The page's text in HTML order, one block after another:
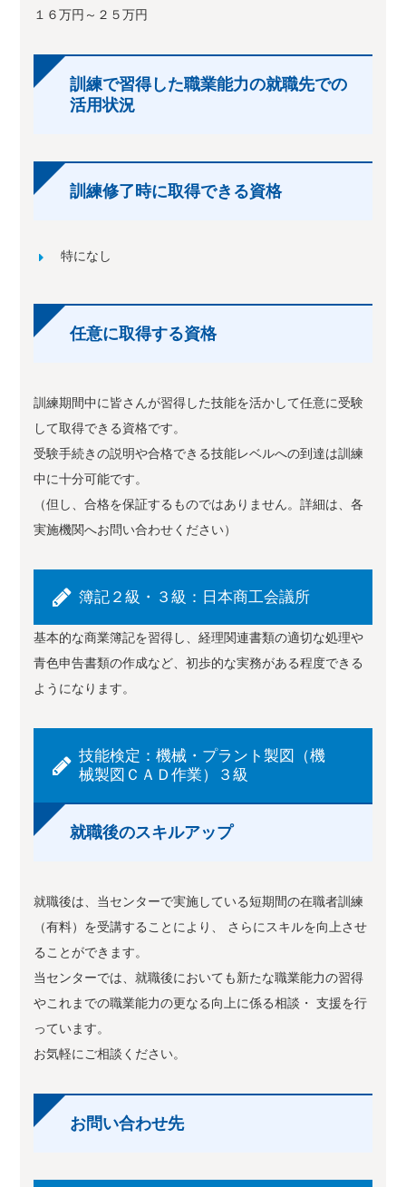
１６万円～２５万円
訓練で習得した職業能力の就職先での
活用状況
訓練修了時に取得できる資格
特になし
任意に取得する資格
訓練期間中に皆さんが習得した技能を活かして任意に受験
して取得できる資格です。
受験手続きの説明や合格できる技能レベルへの到達は訓練
中に十分可能です。
（但し、合格を保証するものではありません。詳細は、各
実施機関へお問い合わせください）
簿記２級・３級：日本商工会議所
基本的な商業簿記を習得し、経理関連書類の適切な処理や
青色申告書類の作成など、初歩的な実務がある程度できる
ようになります。
技能検定：機械・プラント製図（機
械製図ＣＡＤ作業）３級
就職後のスキルアップ
就職後は、当センターで実施している短期間の在職者訓練
（有料）を受講することにより、 さらにスキルを向上させ
ることができます。
当センターでは、就職後においても新たな職業能力の習得
やこれまでの職業能力の更なる向上に係る相談・ 支援を行
っています。
お気軽にご相談ください。
お問い合わせ先